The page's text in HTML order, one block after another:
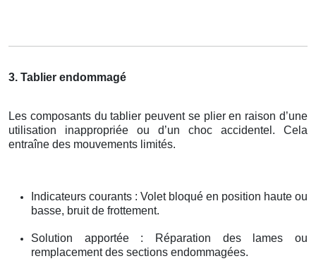
3. Tablier endommagé
Les composants du tablier peuvent se plier en raison d’une
utilisation inappropriée ou d’un choc accidentel. Cela
entraîne des mouvements limités.
Indicateurs courants : Volet bloqué en position haute ou
basse, bruit de frottement.
Solution apportée : Réparation des lames ou
remplacement des sections endommagées.